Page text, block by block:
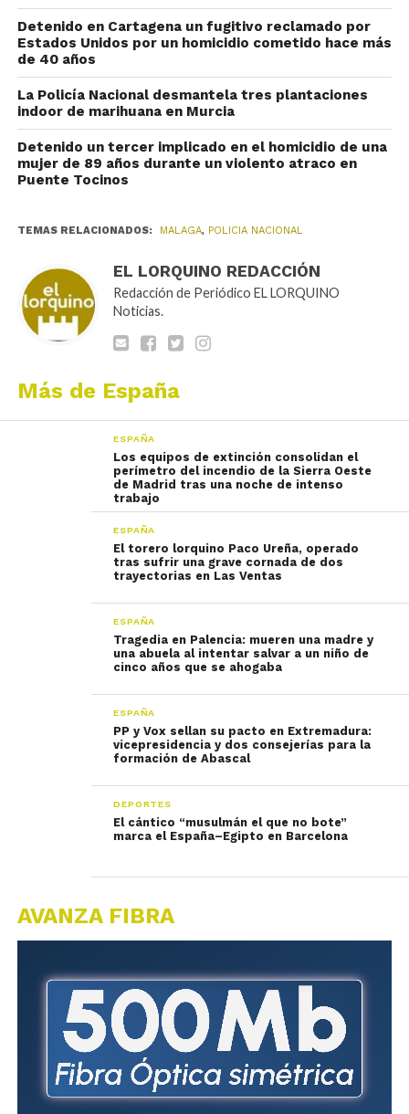
Detenido en Cartagena un fugitivo reclamado por
Estados Unidos por un homicidio cometido hace más
de 40 años
La Policía Nacional desmantela tres plantaciones
indoor de marihuana en Murcia
Detenido un tercer implicado en el homicidio de una
mujer de 89 años durante un violento atraco en
Puente Tocinos
TEMAS RELACIONADOS: MALAGA, POLICIA NACIONAL
EL LORQUINO REDACCIÓN
Redacción de Periódico EL LORQUINO
Noticias.
Más de España
ESPAÑA
Los equipos de extinción consolidan el
perímetro del incendio de la Sierra Oeste
de Madrid tras una noche de intenso
trabajo
ESPAÑA
El torero lorquino Paco Ureña, operado
tras sufrir una grave cornada de dos
trayectorias en Las Ventas
ESPAÑA
Tragedia en Palencia: mueren una madre y
una abuela al intentar salvar a un niño de
cinco años que se ahogaba
ESPAÑA
PP y Vox sellan su pacto en Extremadura:
vicepresidencia y dos consejerías para la
formación de Abascal
DEPORTES
El cántico “musulmán el que no bote”
marca el España–Egipto en Barcelona
AVANZA FIBRA